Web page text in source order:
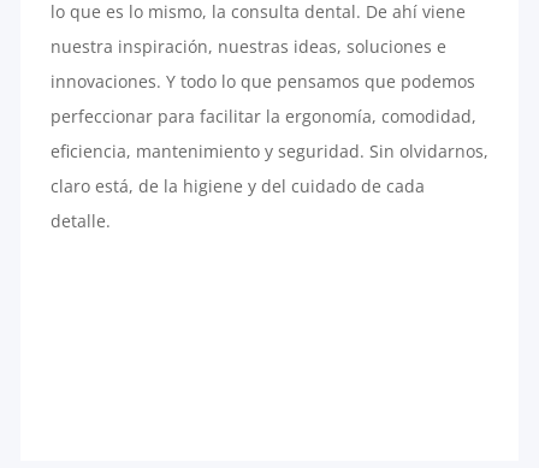
lo que es lo mismo, la consulta dental. De ahí viene
nuestra inspiración, nuestras ideas, soluciones e
innovaciones. Y todo lo que pensamos que podemos
perfeccionar para facilitar la ergonomía, comodidad,
eficiencia, mantenimiento y seguridad. Sin olvidarnos,
claro está, de la higiene y del cuidado de cada
detalle.